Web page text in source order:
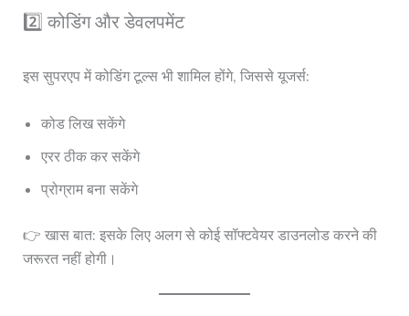
2️⃣ कोडिंग और डेवलपमेंट
इस सुपरएप में कोडिंग टूल्स भी शामिल होंगे, जिससे यूजर्स:
कोड लिख सकेंगे
एरर ठीक कर सकेंगे
प्रोग्राम बना सकेंगे
👉 खास बात: इसके लिए अलग से कोई सॉफ्टवेयर डाउनलोड करने की
जरूरत नहीं होगी।